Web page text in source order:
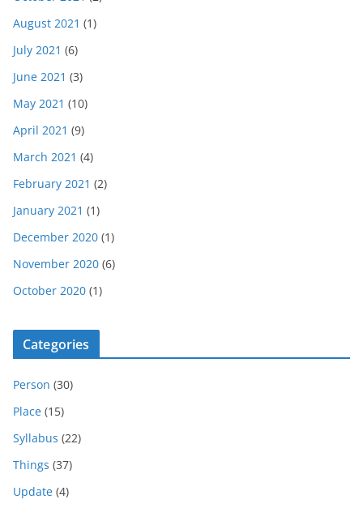
August 2021 (1)
July 2021 (6)
June 2021 (3)
May 2021 (10)
April 2021 (9)
March 2021 (4)
February 2021 (2)
January 2021 (1)
December 2020 (1)
November 2020 (6)
October 2020 (1)
Categories
Person (30)
Place (15)
Syllabus (22)
Things (37)
Update (4)